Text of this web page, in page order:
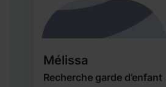
Mélissa
Recherche garde d’enfant